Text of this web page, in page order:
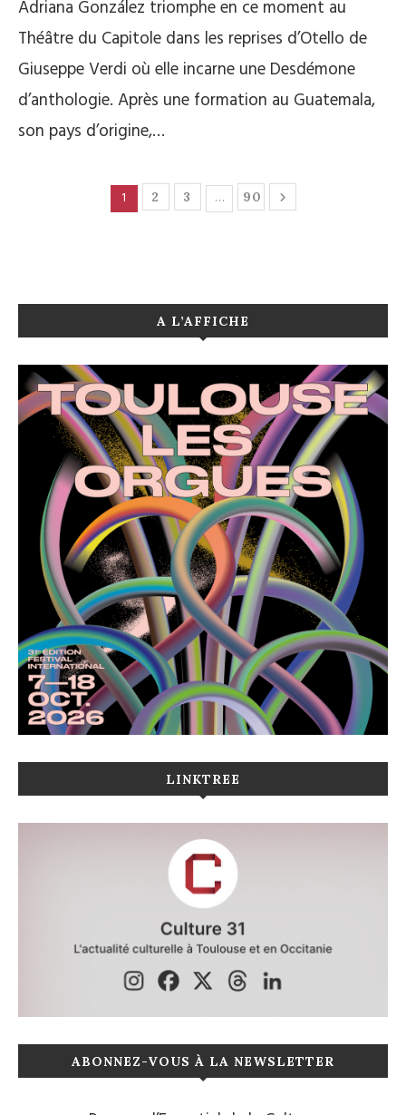
Adriana González triomphe en ce moment au
Théâtre du Capitole dans les reprises d’Otello de
Giuseppe Verdi où elle incarne une Desdémone
d’anthologie. Après une formation au Guatemala,
son pays d’origine,…
1 2 3 … 90
A L’AFFICHE
LINKTREE
ABONNEZ-VOUS À LA NEWSLETTER